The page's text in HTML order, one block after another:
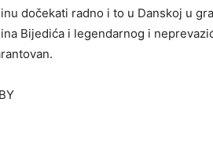
dočekati radno i to u Danskoj u
Bijedića i legendarnog i